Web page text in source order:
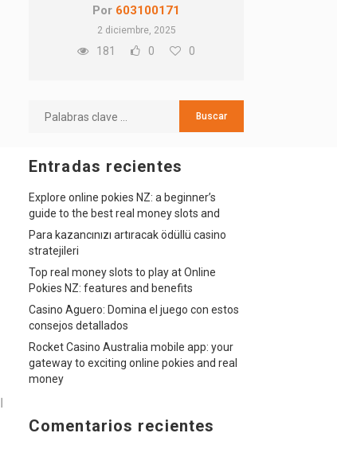
Por 603100171
2 diciembre, 2025
181 0 0
Entradas recientes
Explore online pokies NZ: a beginner’s
guide to the best real money slots and
Para kazancınızı artıracak ödüllü casino
stratejileri
Top real money slots to play at Online
Pokies NZ: features and benefits
Casino Aguero: Domina el juego con estos
consejos detallados
Rocket Casino Australia mobile app: your
gateway to exciting online pokies and real
money
Comentarios recientes